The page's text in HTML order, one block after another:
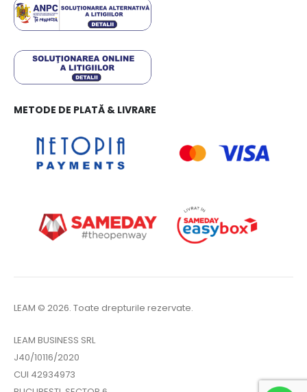
METODE DE PLATĂ & LIVRARE
LEAM © 2026. Toate drepturile rezervate.
LEAM BUSINESS SRL
J40/10116/2020
CUI 42934973